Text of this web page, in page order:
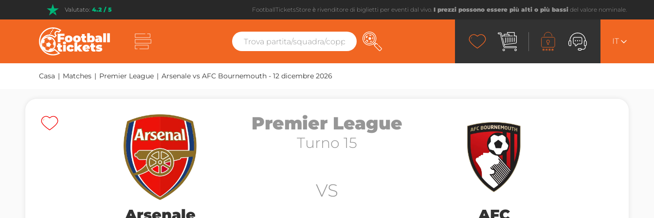
Valutato: 4.2 / 5 FootballTicketsStore è rivenditore di biglietti per eventi dal vivo. I prezzi possono essere più alti o più bassi del valore nominale.
IT
Casa | Matches | Premier League | Arsenale vs AFC Bournemouth - 12 dicembre 2026
Premier League
Turno 15
VS
Premier League